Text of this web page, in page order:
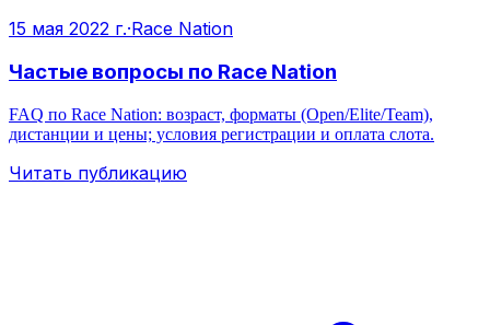
15 мая 2022 г.·Race Nation
Частые вопросы по Race Nation
FAQ по Race Nation: возраст, форматы (Open/Elite/Team),
дистанции и цены; условия регистрации и оплата слота.
Читать публикацию